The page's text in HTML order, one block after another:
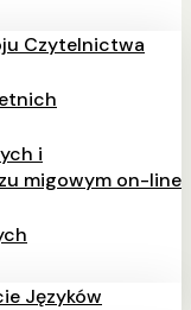
Czytelnictwa
i
migowym on-line
Języków